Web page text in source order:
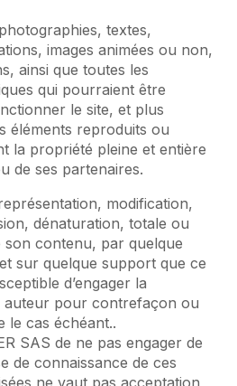
textes,
images animées ou non,
ainsi que toutes les
qui pourraient être
le site, et plus
éléments reproduits ou
la propriété pleine et entière
de ses partenaires.
modification,
dénaturation, totale ou
son contenu, par quelque
sur quelque support que ce
d’engager la
auteur pour contrefaçon ou
le cas échéant..
SAS de ne pas engager de
de connaissance de ces
ne vaut pas acceptation